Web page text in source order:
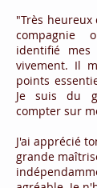
"Très
compagnie
identifié
vivement. Il
points
Je suis du
compter sur
J'ai apprécié
grande